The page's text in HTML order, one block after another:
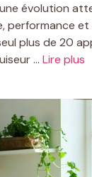
évolution
performance et
plus de 20
... Lire plus